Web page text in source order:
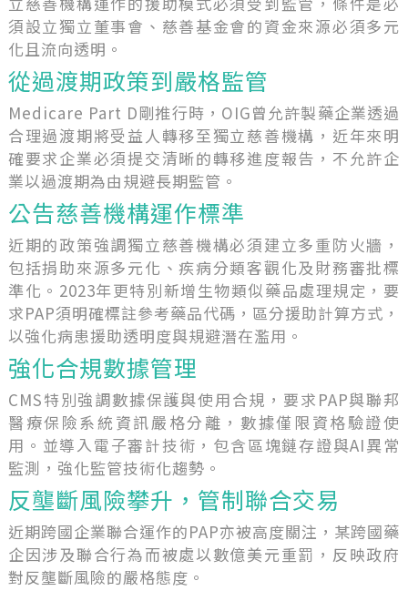
須設立獨立董事會、慈善基金會的資金來源必須多元
化且流向透明。
從過渡期政策到嚴格監管
Medicare Part D剛推行時，OIG曾允許製藥企業透過
合理過渡期將受益人轉移至獨立慈善機構，近年來明
確要求企業必須提交清晰的轉移進度報告，不允許企
業以過渡期為由規避長期監管。
公告慈善機構運作標準
近期的政策強調獨立慈善機構必須建立多重防火牆，
包括捐助來源多元化、疾病分類客觀化及財務審批標
準化。2023年更特別新增生物類似藥品處理規定，要
求PAP須明確標註參考藥品代碼，區分援助計算方式，
以強化病患援助透明度與規避潛在濫用。
強化合規數據管理
CMS特別強調數據保護與使用合規，要求PAP與聯邦
醫療保險系統資訊嚴格分離，數據僅限資格驗證使
用。並導入電子審計技術，包含區塊鏈存證與AI異常
監測，強化監管技術化趨勢。
反壟斷風險攀升，管制聯合交易
近期跨國企業聯合運作的PAP亦被高度關注，某跨國藥
企因涉及聯合行為而被處以數億美元重罰，反映政府
對反壟斷風險的嚴格態度。